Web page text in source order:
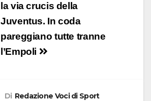
la via crucis della
Juventus. In coda
pareggiano tutte tranne
l’Empoli
Di Redazione Voci di Sport